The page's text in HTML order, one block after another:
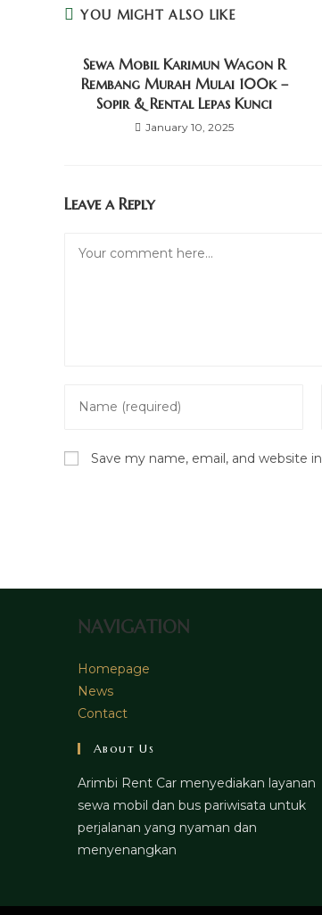
YOU MIGHT ALSO LIKE
Sewa Mobil Karimun Wagon R
Rembang Murah Mulai 100k –
Sopir & Rental Lepas Kunci
January 10, 2025
Leave a Reply
your
or
Save my name, email, and website
NAVIGATION
Homepage
News
Contact
About Us
Arimbi Rent Car menyediakan layanan
sewa mobil dan bus pariwisata untuk
perjalanan yang nyaman dan
menyenangkan